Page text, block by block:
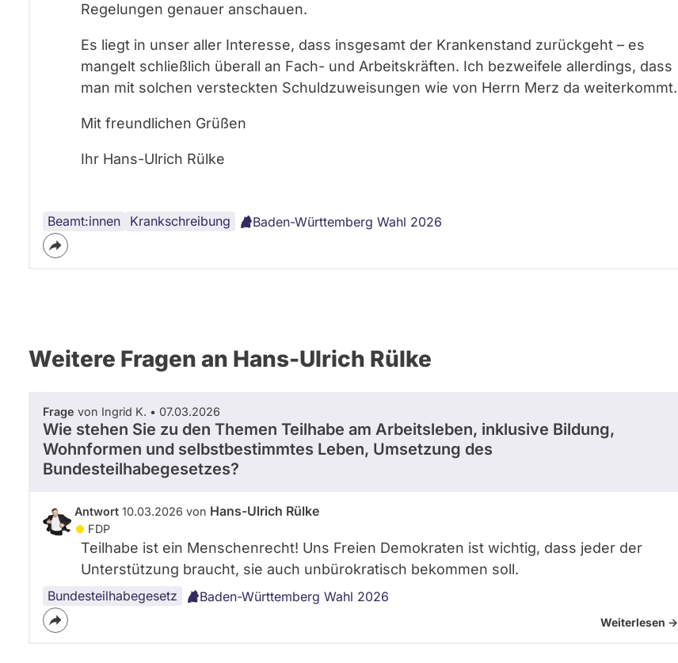
Regelungen genauer anschauen.
Es liegt in unser aller Interesse, dass insgesamt der Krankenstand zurückgeht – es
mangelt schließlich überall an Fach- und Arbeitskräften. Ich bezweifele allerdings, dass
man mit solchen versteckten Schuldzuweisungen wie von Herrn Merz da weiterkommt.
Mit freundlichen Grüßen
Ihr Hans-Ulrich Rülke
Beamt:innen Krankschreibung Baden-Württemberg Wahl 2026
Weitere Fragen an Hans-Ulrich Rülke
Frage von Ingrid K. • 07.03.2026
Wie stehen Sie zu den Themen Teilhabe am Arbeitsleben, inklusive Bildung,
Wohnformen und selbstbestimmtes Leben, Umsetzung des
Bundesteilhabegesetzes?
Antwort 10.03.2026 von Hans-Ulrich Rülke
FDP
Teilhabe ist ein Menschenrecht! Uns Freien Demokraten ist wichtig, dass jeder der
Unterstützung braucht, sie auch unbürokratisch bekommen soll.
Bundesteilhabegesetz Baden-Württemberg Wahl 2026
Weiterlesen ->